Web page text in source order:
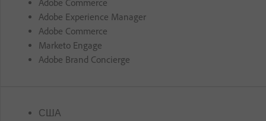
Adobe Commerce
Adobe Experience Manager
Adobe Commerce
Marketo Engage
Adobe Brand Concierge
США